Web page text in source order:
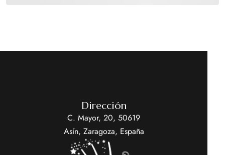
Dirección
C. Mayor, 20, 50619
Asín, Zaragoza, España